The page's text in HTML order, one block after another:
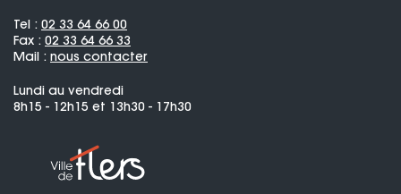
Tel : 02 33 64 66 00
Fax : 02 33 64 66 33
Mail : nous contacter
Lundi au vendredi
8h15 - 12h15 et 13h30 - 17h30